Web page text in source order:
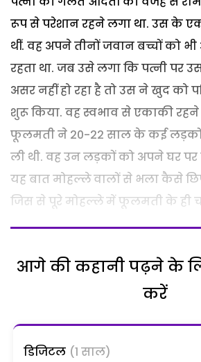
रूप से परेशान रहने लगा था. उस के
थीं. वह अपने तीनों जवान बच्चों को
रहता था. जब उसे लगा कि पत्नी पर
असर नहीं हो रहा है तो उस ने खुद को
शुरू किया. वह स्वभाव से एकाकी
फूलमती ने 20-22 साल के कई लड़कों
ली थी. वह उन लड़कों को अपने घर पर
यह बात मोहल्ले वालों से भला कैसे
जिस से पूरे मोहल्ले में फूलमती के ही
आगे की कहानी पढ़ने के
करें
डिजिटल (1 साल)